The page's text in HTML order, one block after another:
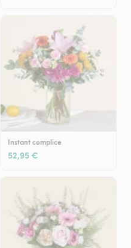
Instant complice
52,95 €